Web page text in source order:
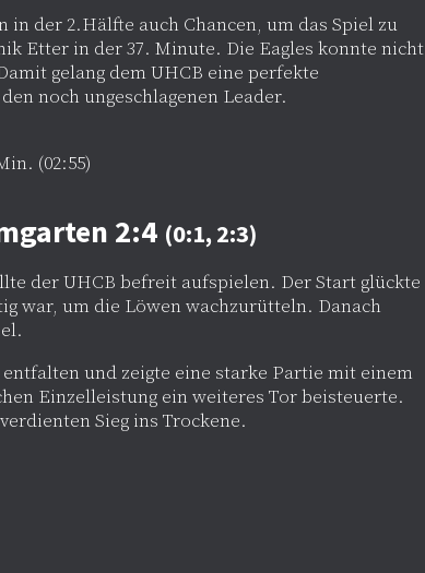
der 2.Hälfte auch Chancen, um das Spiel zu
Etter in der 37. Minute. Die Eagles konnte nicht
gelang dem UHCB eine perfekte
noch ungeschlagenen Leader.
(02:55)
2:4 (0:1, 2:3)
der UHCB befreit aufspielen. Der Start glückte
war, um die Löwen wachzurütteln. Danach
und zeigte eine starke Partie mit einem
Einzelleistung ein weiteres Tor beisteuerte.
Sieg ins Trockene.